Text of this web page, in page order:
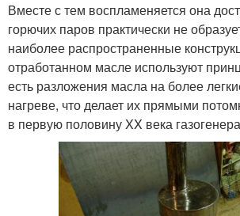
Вместе с тем воспламеняется она
горючих паров практически не
наиболее распространенные
отработанном масле используют
есть разложения масла на более
нагреве, что делает их прямыми
в первую половину XX века